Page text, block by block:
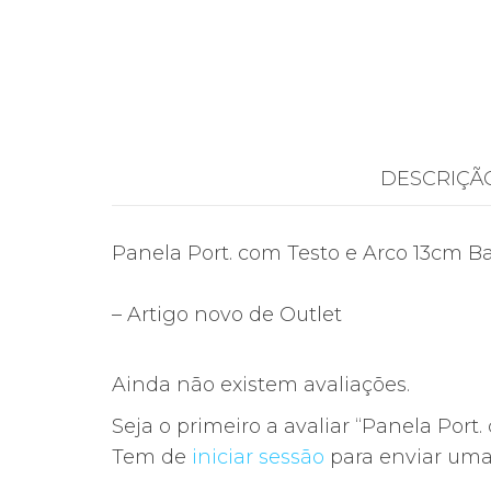
Panela Port. com Testo e Arco 13cm
– Artigo novo de Outlet
Ainda não existem avaliações.
Seja o primeiro a avaliar “Panela
Tem de iniciar sessão para enviar